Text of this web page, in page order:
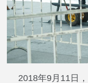
2018年9月11日